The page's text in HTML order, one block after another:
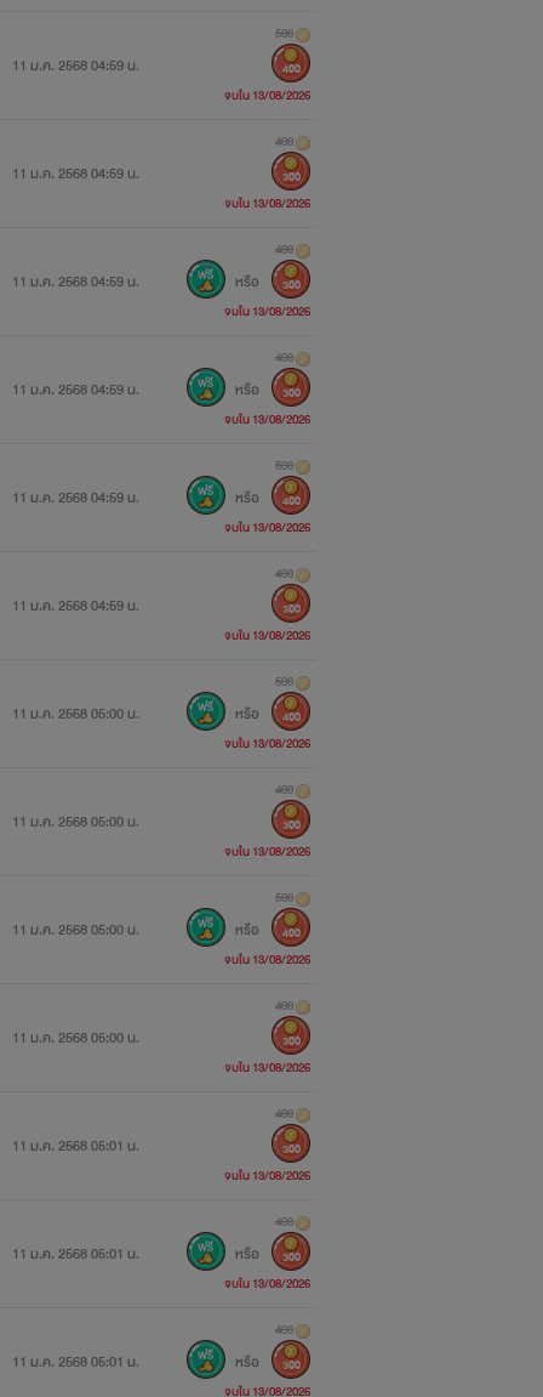
11 ม.ค. 2568 04:59 น.
500
400
จบใน 13/08/2026
11 ม.ค. 2568 04:59 น.
400
300
จบใน 13/08/2026
11 ม.ค. 2568 04:59 น.
400
หรือ 300
จบใน 13/08/2026
11 ม.ค. 2568 04:59 น.
400
หรือ 300
จบใน 13/08/2026
11 ม.ค. 2568 04:59 น.
500
หรือ 400
จบใน 13/08/2026
11 ม.ค. 2568 04:59 น.
400
300
จบใน 13/08/2026
11 ม.ค. 2568 05:00 น.
500
หรือ 400
จบใน 13/08/2026
11 ม.ค. 2568 05:00 น.
400
300
จบใน 13/08/2026
11 ม.ค. 2568 05:00 น.
500
หรือ 400
จบใน 13/08/2026
11 ม.ค. 2568 05:00 น.
400
300
จบใน 13/08/2026
11 ม.ค. 2568 05:01 น.
400
300
จบใน 13/08/2026
11 ม.ค. 2568 05:01 น.
400
หรือ 300
จบใน 13/08/2026
11 ม.ค. 2568 05:01 น.
400
หรือ 300
จบใน 13/08/2026